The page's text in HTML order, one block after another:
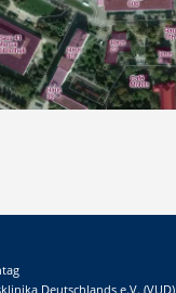
Deutschlands e.V. (VUD)